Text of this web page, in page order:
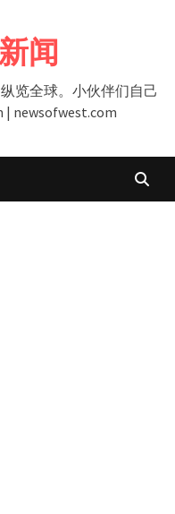
闻
览全球。小伙伴们自己
newsofwest.com